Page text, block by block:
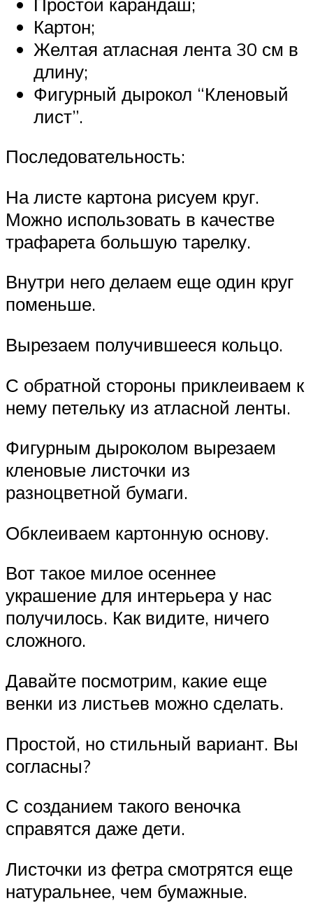
Картон;
Желтая атласная лента 30 см в
длину;
Фигурный дырокол “Кленовый
лист”.
Последовательность:
На листе картона рисуем круг.
Можно использовать в качестве
трафарета большую тарелку.
Внутри него делаем еще один круг
поменьше.
Вырезаем получившееся кольцо.
С обратной стороны приклеиваем к
нему петельку из атласной ленты.
Фигурным дыроколом вырезаем
кленовые листочки из
разноцветной бумаги.
Обклеиваем картонную основу.
Вот такое милое осеннее
украшение для интерьера у нас
получилось. Как видите, ничего
сложного.
Давайте посмотрим, какие еще
венки из листьев можно сделать.
Простой, но стильный вариант. Вы
согласны?
С созданием такого веночка
справятся даже дети.
Листочки из фетра смотрятся еще
натуральнее, чем бумажные.